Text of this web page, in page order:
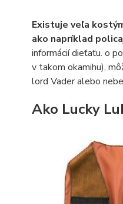
Existuje veľa
ako napríklad
informácií dieťaťu. o
v takom okamihu),
lord Vader alebo
Ako Lucky